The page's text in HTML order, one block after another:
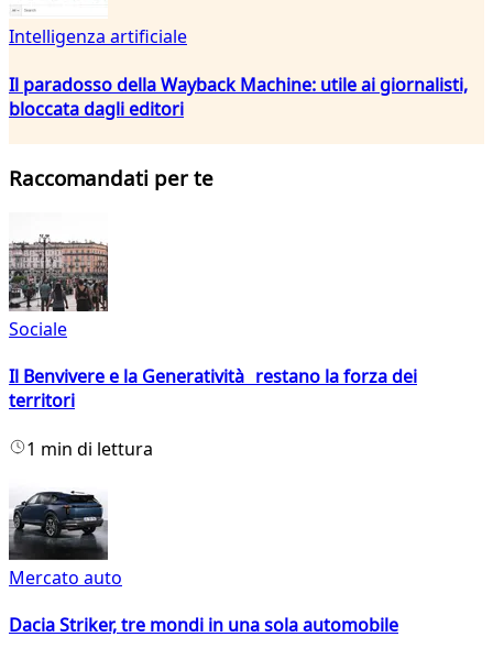
Intelligenza artificiale
Il paradosso della Wayback Machine: utile ai giornalisti,
bloccata dagli editori
Raccomandati per te
Sociale
Il Benvivere e la Generatività restano la forza dei
territori
1 min di lettura
Mercato auto
Dacia Striker, tre mondi in una sola automobile